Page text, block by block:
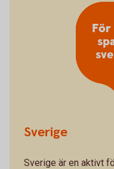
Sverige
Sverige är en aktivt
För